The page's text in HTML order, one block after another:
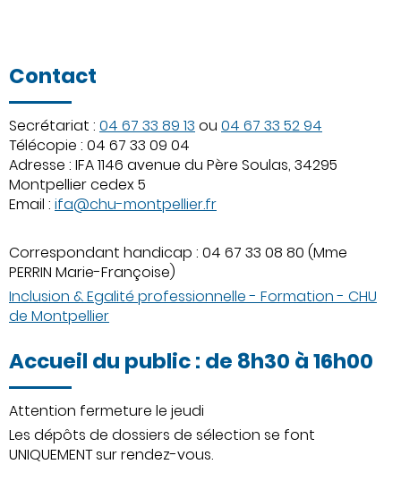
Contact
Secrétariat : 04 67 33 89 13 ou 04 67 33 52 94
Télécopie : 04 67 33 09 04
Adresse : IFA 1146 avenue du Père Soulas, 34295
Montpellier cedex 5
Email : ifa@chu-montpellier.fr
Correspondant handicap : 04 67 33 08 80 (Mme
PERRIN Marie-Françoise)
Inclusion & Egalité professionnelle - Formation - CHU
de Montpellier
Accueil du public : de 8h30 à 16h00
Attention fermeture le jeudi
Les dépôts de dossiers de sélection se font
UNIQUEMENT sur rendez-vous.